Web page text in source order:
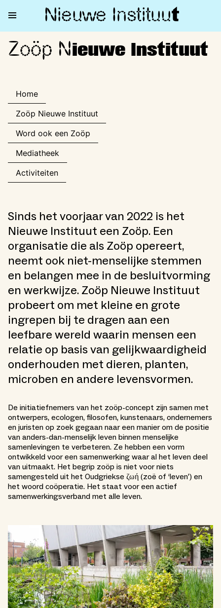
Nieuwe Instituut
Zoöp Nieuwe Instituut
Zoöp Nieuwe Instituut
Home
Zoöp Nieuwe Instituut
Word ook een Zoöp
Mediatheek
Activiteiten
Sinds het voorjaar van 2022 is het
Nieuwe Instituut een Zoöp. Een
organisatie die als Zoöp opereert,
neemt ook niet-menselijke stemmen
en belangen mee in de besluitvorming
en werkwijze. Zoöp Nieuwe Instituut
probeert om met kleine en grote
ingrepen bij te dragen aan een
leefbare wereld waarin mensen een
relatie op basis van gelijkwaardigheid
onderhouden met dieren, planten,
microben en andere levensvormen.
De initiatiefnemers van het zoöp-concept zijn samen met
ontwerpers, ecologen, filosofen, kunstenaars, ondernemers
en juristen op zoek gegaan naar een manier om de positie
van anders-dan-menselijk leven binnen menselijke
samenlevingen te verbeteren. Ze hebben een vorm
ontwikkeld voor een samenwerking waar al het leven deel
van uitmaakt. Het begrip zoöp is niet voor niets
samengesteld uit het Oudgriekse ζωή (zoë of ‘leven’) en
het woord coöperatie. Het staat voor een actief
samenwerkingsverband met alle leven.